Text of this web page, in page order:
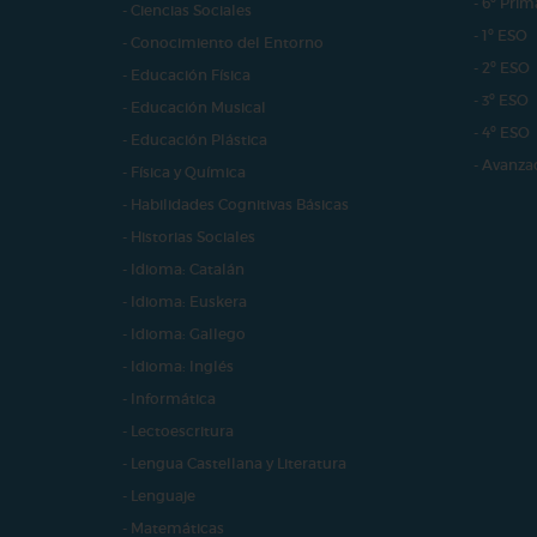
- Ciencias Sociales
- Conocimiento del Entorno
- Educación Física
- Educación Musical
- Educación Plástica
- Física y Química
- Habilidades Cognitivas Básicas
- Historias Sociales
- Idioma: Catalán
- Idioma: Euskera
- Idioma: Gallego
- Idioma: Inglés
- Informática
- Lectoescritura
- Lengua Castellana y Literatura
- Lenguaje
- Matemáticas
- 1º ESO
- 2º ESO
- 3º ESO
- 4º ESO
-